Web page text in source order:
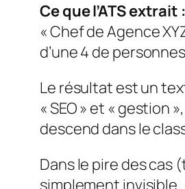
Ce que l’ATS extrait :
« Chef de Agence
d’une 4 de
Le résultat est un
« SEO » et «
descend dans le
Dans le pire des cas